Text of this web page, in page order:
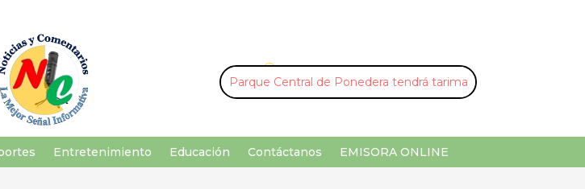
U ¡Buscar por palabra clave!
Entretenimiento Educación Contáctanos EMISORA ONLINE